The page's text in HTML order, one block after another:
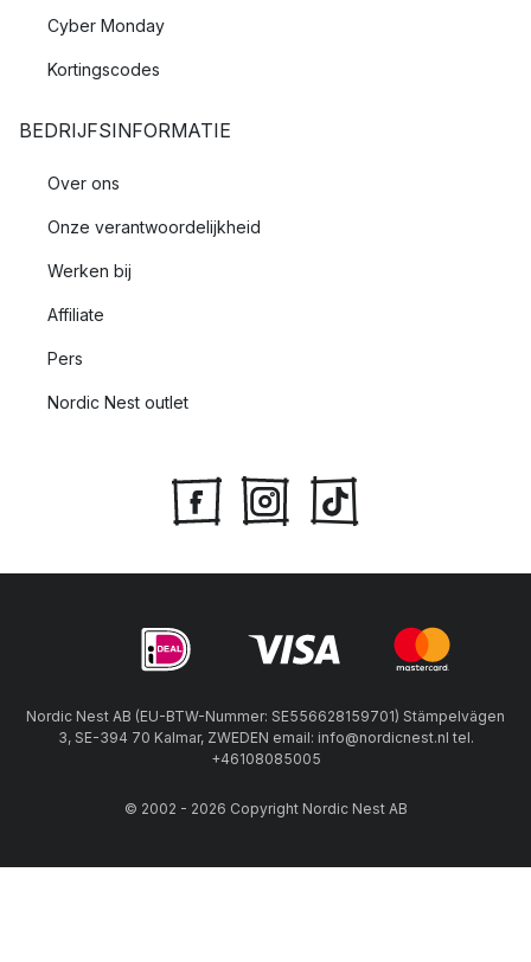
Cyber Monday
Kortingscodes
BEDRIJFSINFORMATIE
Over ons
Onze verantwoordelijkheid
Werken bij
Affiliate
Pers
Nordic Nest outlet
Nordic Nest AB (EU-BTW-Nummer: SE556628159701) Stämpelvägen
3, SE-394 70 Kalmar, ZWEDEN email: info@nordicnest.nl tel.
+46108085005
© 2002 - 2026 Copyright Nordic Nest AB